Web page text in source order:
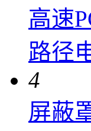
高速
路径
4
屏蔽